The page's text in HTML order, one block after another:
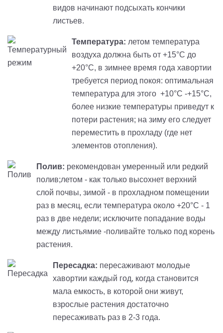
видов начинают подсыхать кончики
листьев.
Температура: летом температура
воздуха должна быть от +15°C до
+20°C, в зимнее время года хавортии
требуется период покоя: оптимальная
температура для этого +10°C -+15°C,
более низкие температуры приведут к
потери растения; на зиму его следует
переместить в прохладу (где нет
элементов отопления).
Полив: рекомендован умеренный или редкий
полив;летом - как только высохнет верхний
слой почвы, зимой - в прохладном помещении
раз в месяц, если температура около +20°C - 1
раз в две недели; исключите попадание воды
между листьямие -поливайте только под корень
растения.
Пересадка: пересаживают молодые
хавортии каждый год, когда становится
мала емкость, в которой они живут,
взрослые растения достаточно
пересаживать раз в 2-3 года.